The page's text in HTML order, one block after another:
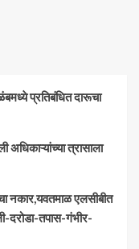
प्रतिबंधित दारूचा
अधिकाऱ्यांच्या त्रासाला
नकार,यवतमाळ एलसीबीत
दरोडा-तपास-गंभीर-